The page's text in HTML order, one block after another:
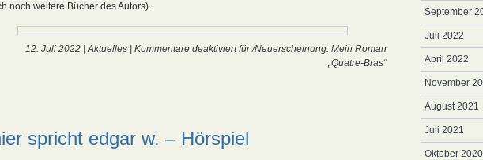
noch weitere Bücher des Autors).
12. Juli 2022 |Aktuelles Kommentare deaktiviertfür /Neuerscheinung: Mein Roman
„Quatre-Bras“
spricht edgar w. – Hörspiel
September
Juli 2022
April 2022
November
August 2021
Juli 2021
Oktober 2020